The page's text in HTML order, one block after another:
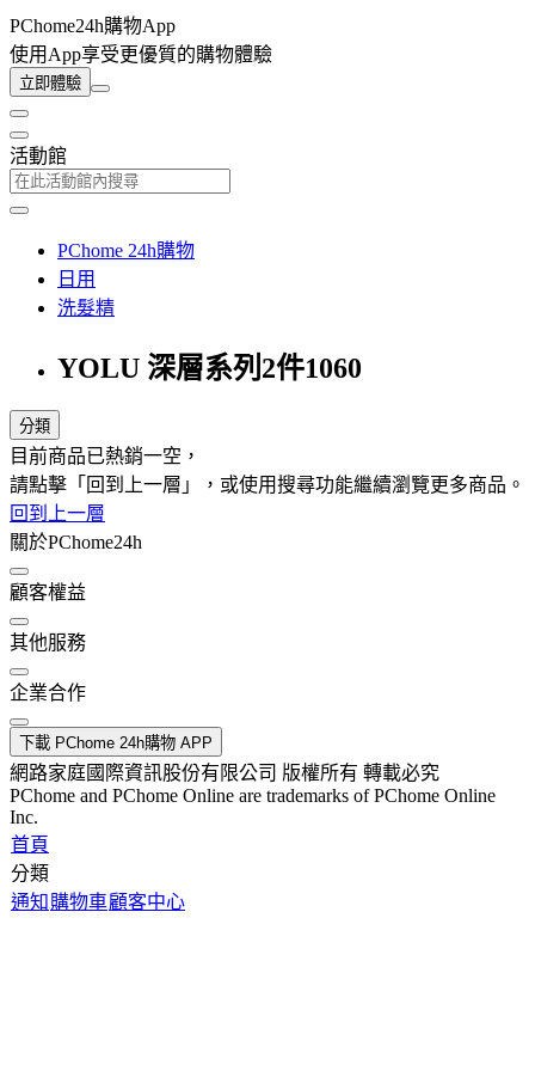
PChome24h購物App
使用App享受更優質的購物體驗
立即體驗
活動館
PChome 24h購物
日用
洗髮精
YOLU 深層系列2件1060
分類
目前商品已熱銷一空，
請點擊「回到上一層」，或使用搜尋功能繼續瀏覽更多商品。
回到上一層
關於PChome24h
顧客權益
其他服務
企業合作
下載 PChome 24h購物 APP
網路家庭國際資訊股份有限公司 版權所有 轉載必究
PChome and PChome Online are trademarks of PChome Online
Inc.
首頁
分類
通知 購物車顧客中心